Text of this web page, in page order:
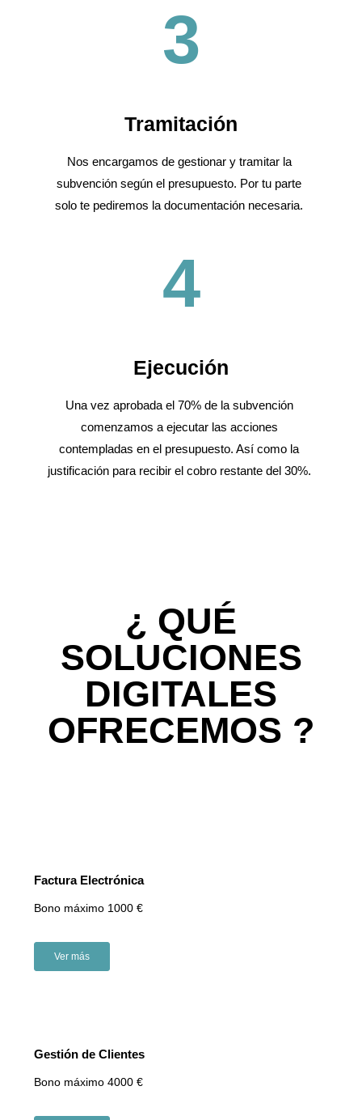
3
Tramitación
Nos encargamos de gestionar y tramitar la
subvención según el presupuesto. Por tu parte
solo te pediremos la documentación necesaria.
4
Ejecución
Una vez aprobada el 70% de la subvención
comenzamos a ejecutar las acciones
contempladas en el presupuesto. Así como la
justificación para recibir el cobro restante del 30%.
¿ QUÉ
SOLUCIONES
DIGITALES
OFRECEMOS ?
Factura Electrónica
Bono máximo 1000 €
Ver más
Gestión de Clientes
Bono máximo 4000 €